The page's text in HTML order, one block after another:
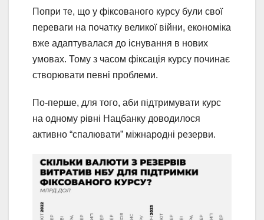
Попри те, що у фіксованого курсу були свої
переваги на початку великої війни, економіка
вже адаптувалася до існування в нових
умовах. Тому з часом фіксація курсу починає
створювати певні проблеми.
По-перше, для того, аби підтримувати курс
на одному рівні Нацбанку доводилося
активно “спалювати” міжнародні резерви.